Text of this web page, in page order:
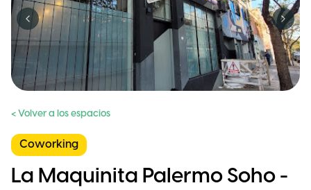
Previous slide Next
< Volver a los espacios
Coworking
La Maquinita Palermo Soho -